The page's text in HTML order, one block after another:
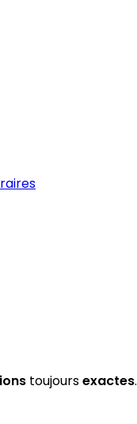
toujoursexactes.